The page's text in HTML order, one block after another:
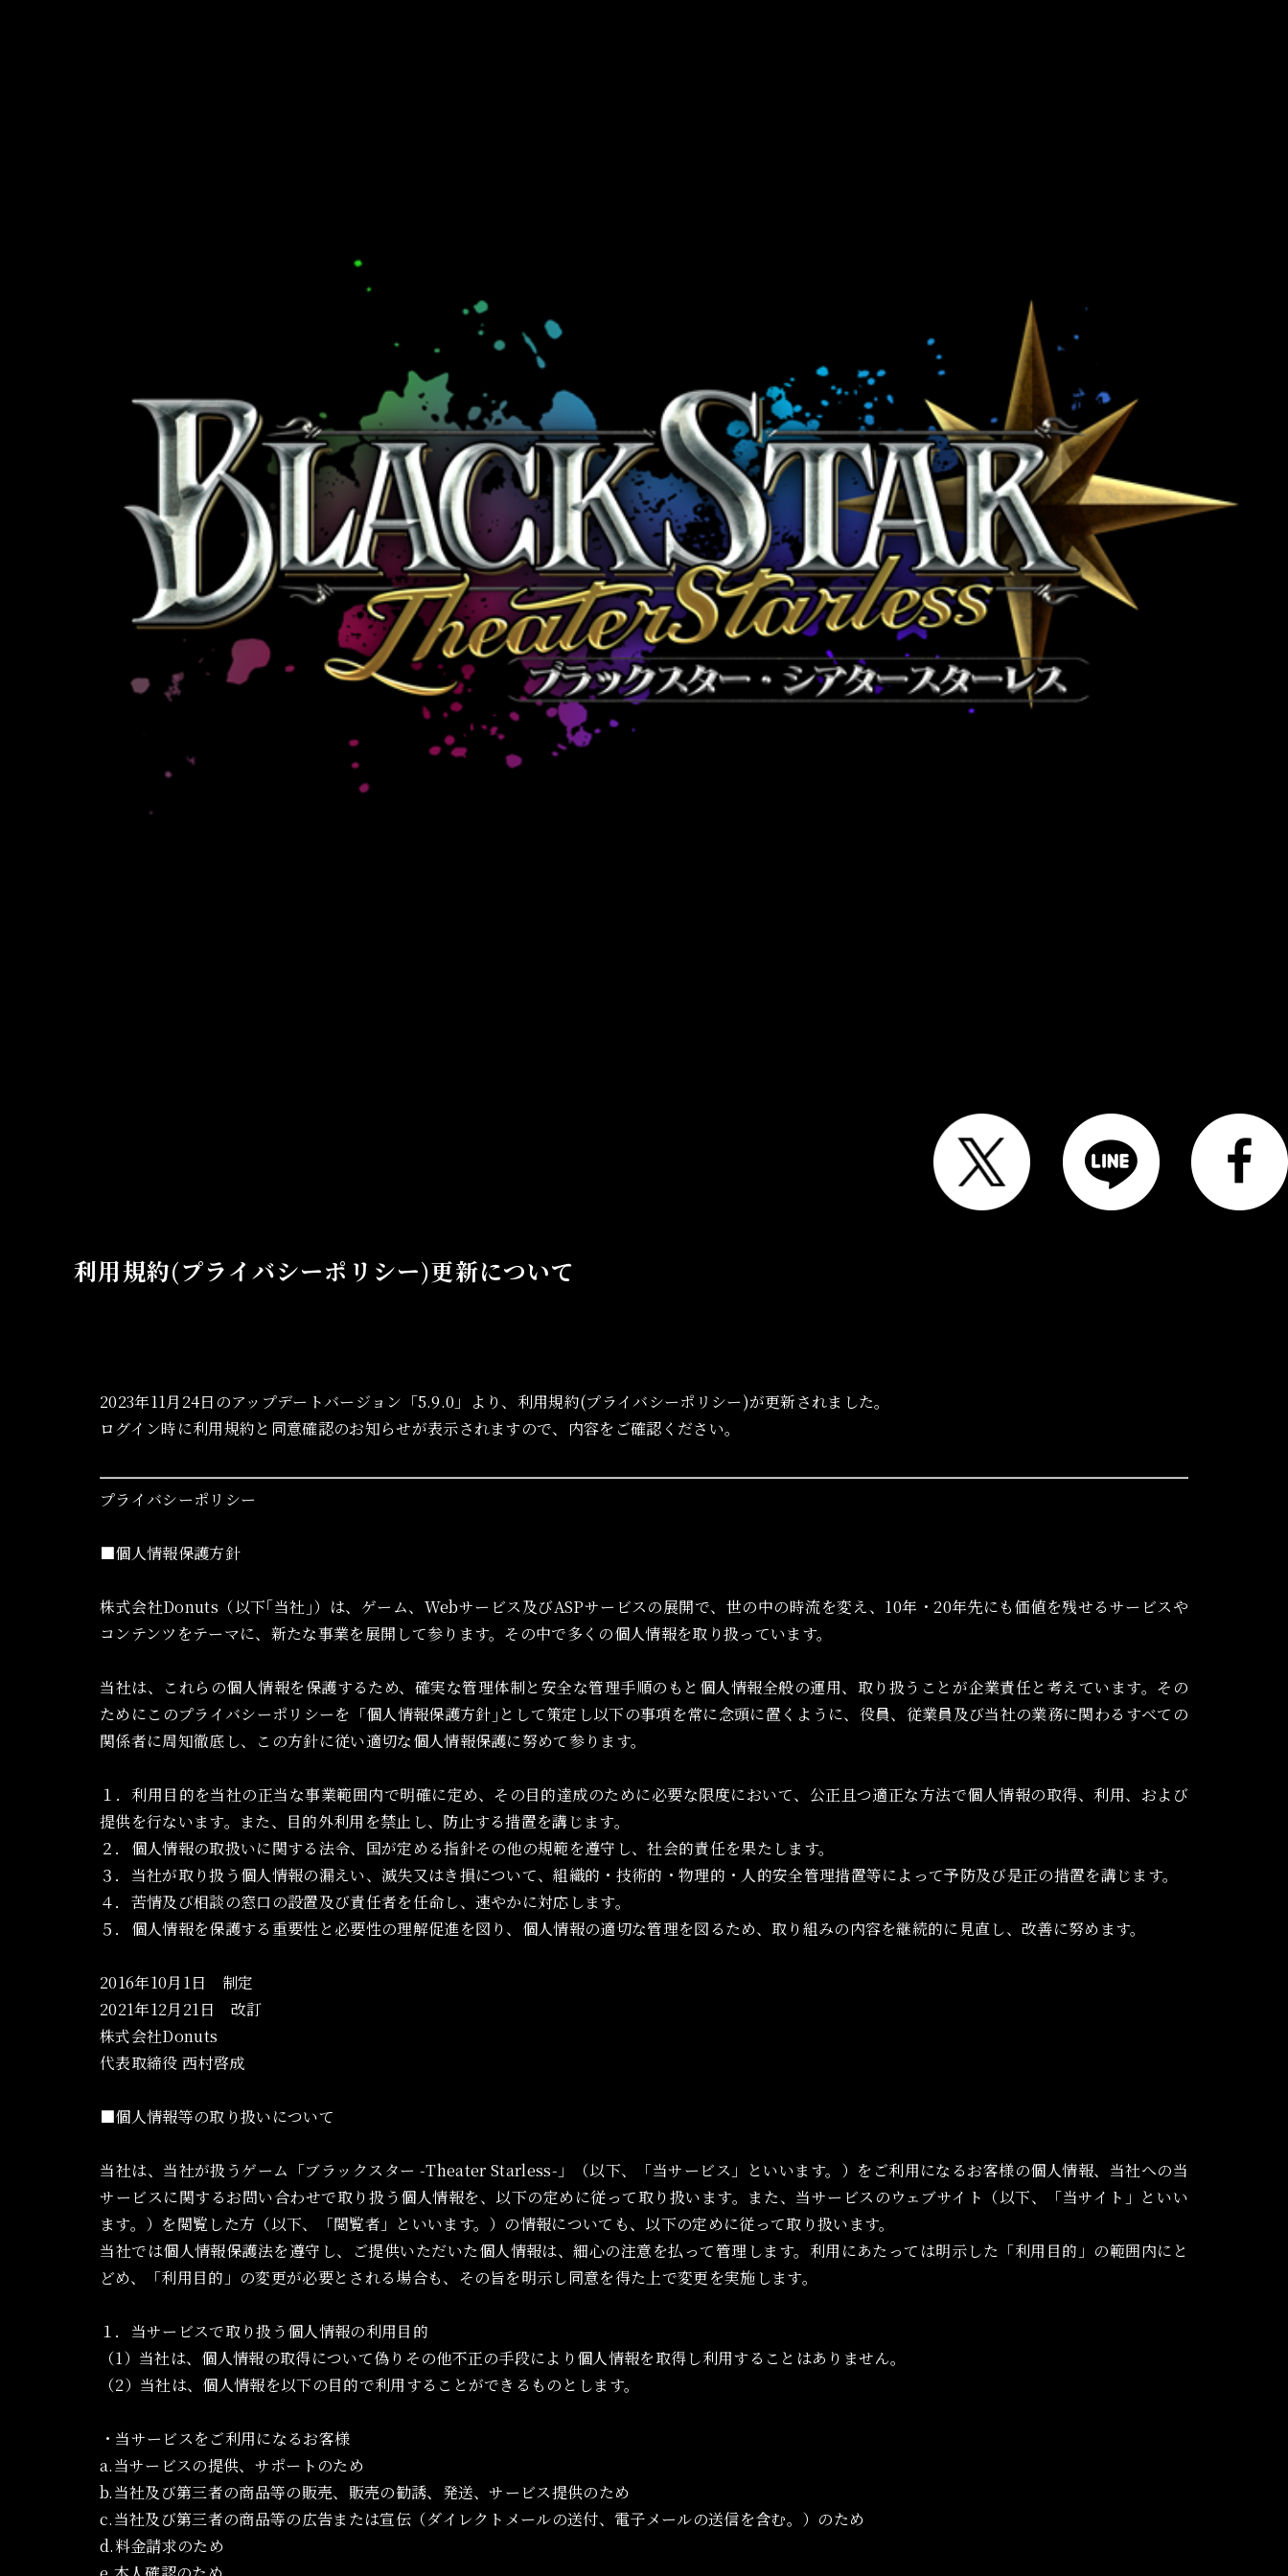
利用規約(プライバシーポリシー)更新について
2023年11月24日のアップデートバージョン「5.9.0」より、利用規約(プライバシーポリシー)が更新されました。
ログイン時に利用規約と同意確認のお知らせが表示されますので、内容をご確認ください。
プライバシーポリシー
■個人情報保護方針
株式会社Donuts（以下｢当社｣）は、ゲーム、Webサービス及びASPサービスの展開で、世の中の時流を変え、10年・20年先にも価値を残せるサービスや
コンテンツをテーマに、新たな事業を展開して参ります。その中で多くの個人情報を取り扱っています。
当社は、これらの個人情報を保護するため、確実な管理体制と安全な管理手順のもと個人情報全般の運用、取り扱うことが企業責任と考えています。その
ためにこのプライバシーポリシーを「個人情報保護方針｣として策定し以下の事項を常に念頭に置くように、役員、従業員及び当社の業務に関わるすべての
関係者に周知徹底し、この方針に従い適切な個人情報保護に努めて参ります。
１．利用目的を当社の正当な事業範囲内で明確に定め、その目的達成のために必要な限度において、公正且つ適正な方法で個人情報の取得、利用、および
提供を行ないます。また、目的外利用を禁止し、防止する措置を講じます。
２．個人情報の取扱いに関する法令、国が定める指針その他の規範を遵守し、社会的責任を果たします。
３．当社が取り扱う個人情報の漏えい、滅失又はき損について、組織的・技術的・物理的・人的安全管理措置等によって予防及び是正の措置を講じます。
４．苦情及び相談の窓口の設置及び責任者を任命し、速やかに対応します。
５．個人情報を保護する重要性と必要性の理解促進を図り、個人情報の適切な管理を図るため、取り組みの内容を継続的に見直し、改善に努めます。
2016年10月1日 制定
2021年12月21日 改訂
株式会社Donuts
代表取締役 西村啓成
■個人情報等の取り扱いについて
当社は、当社が扱うゲーム「ブラックスター -Theater Starless- 」（以下、「当サービス」といいます。）をご利用になるお客様の個人情報、当社への当
サービスに関するお問い合わせで取り扱う個人情報を、以下の定めに従って取り扱います。また、当サービスのウェブサイト（以下、「当サイト」といい
ます。）を閲覧した方（以下、「閲覧者」といいます。）の情報についても、以下の定めに従って取り扱います。
当社では個人情報保護法を遵守し、ご提供いただいた個人情報は、細心の注意を払って管理します。利用にあたっては明示した「利用目的」の範囲内にと
どめ、「利用目的」の変更が必要とされる場合も、その旨を明示し同意を得た上で変更を実施します。
１．当サービスで取り扱う個人情報の利用目的
（1）当社は、個人情報の取得について偽りその他不正の手段により個人情報を取得し利用することはありません。
（2）当社は、個人情報を以下の目的で利用することができるものとします。
・当サービスをご利用になるお客様
a.当サービスの提供、サポートのため
b.当社及び第三者の商品等の販売、販売の勧誘、発送、サービス提供のため
c.当社及び第三者の商品等の広告または宣伝（ダイレクトメールの送付、電子メールの送信を含む。）のため
d.料金請求のため